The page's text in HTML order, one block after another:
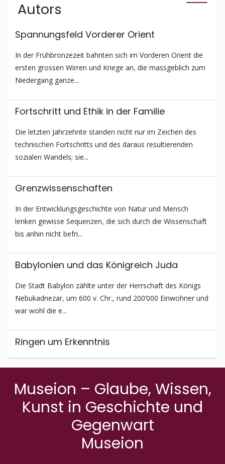
Autors
Spannungsfeld Vorderer Orient
In der Frühbronzezeit bahnten sich im Vorderen Orient die
ersten grossen Wirren und Kriege an, die massgeblich zum
Niedergang ganze...
Fortschritt und Ethik in der Familie
Die letzten Jahrzehnte standen nicht nur im Zeichen des
technischen Fortschritts und des daraus resultierenden
sozialen Wandels; sie...
Grenzwissen­schaften
In der Entwicklungs­geschichte von Natur und Mensch
lenken gewisse Sequenzen, die sich durch die Wissenschaft
bis anhin nicht befri...
Babylonien und das Königreich Juda
Die Stadt Babylon zählte unter der Herrschaft des Königs
Nebukadnezar, um 600 v. Chr., rund 200’000 Einwohner und
war wohl die e...
Ringen um Erkenntnis
Dank der Möglichke...
Museion – Glaube, Wissen,
Kunst in Geschichte und
Gegenwart
Museion